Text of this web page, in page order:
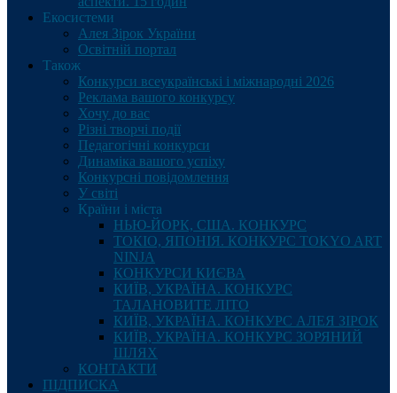
Екосистеми
Алея Зірок України
Освітній портал
Також
Конкурси всеукраїнські і міжнародні 2026
Реклама вашого конкурсу
Хочу до вас
Різні творчі події
Педагогічні конкурси
Динаміка вашого успіху
Конкурсні повідомлення
У світі
Країни і міста
НЬЮ-ЙОРК, США. КОНКУРС
ТОКІО, ЯПОНІЯ. КОНКУРС TOKYO ART
NINJA
КОНКУРСИ КИЄВА
КИЇВ, УКРАЇНА. КОНКУРС
ТАЛАНОВИТЕ ЛІТО
КИЇВ, УКРАЇНА. КОНКУРС АЛЕЯ ЗІРОК
КИЇВ, УКРАЇНА. КОНКУРС ЗОРЯНИЙ
ШЛЯХ
КОНТАКТИ
ПІДПИСКА